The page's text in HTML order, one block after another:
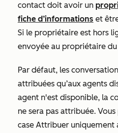
contact doit avoir un
fiche d’informations et
Si le propriétaire est hors
envoyée au propriétaire du
Par défaut, les
attribuées qu’aux agents
agent n'est disponible, la
ne sera pas attribuée.
case Attribuer uniquement